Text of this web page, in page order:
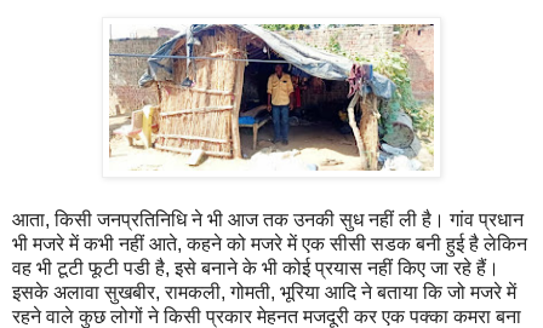
आता, किसी जनप्रतिनिधि ने भी आज तक उनकी सुध नहीं ली है। गांव प्रधान
भी मजरे में कभी नहीं आते, कहने को मजरे में एक सीसी सडक बनी हुई है लेकिन
वह भी टूटी फूटी पडी है, इसे बनाने के भी कोई प्रयास नहीं किए जा रहे हैं।
इसके अलावा सुखबीर, रामकली, गोमती, भूरिया आदि ने बताया कि जो मजरे में
रहने वाले कुछ लोगों ने किसी प्रकार मेहनत मजदूरी कर एक पक्का कमरा बना